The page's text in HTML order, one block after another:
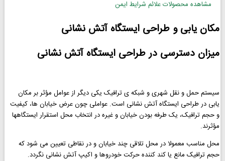
مشاهده محصولات علائم شرایط ایمن
مکان یابی و طراحی ایستگاه آتش نشانی
میزان دسترسی در طراحی ایستگاه آتش نشانی
سیستم حمل و نقل شهری و شبکه ی ترافیک یکی دیگر از عوامل مؤثر بر مکان
یابی در طراحی ایستگاه آتش نشانی است. عواملی چون عرض خیابان ها، کیفیت
و حجم ترافیک، یک طرفه بودن خیابان و غیره در انتخاب محل استقرار ایستگاهها
مؤثرند.
محل مناسب معمولا در محل تلاقی چند خیابان و در نقاطی تعیین می شود که
حجم ترافیک مانع یا کند کننده حرکت خودروها و اكيپ آتش نشانی نگردد.